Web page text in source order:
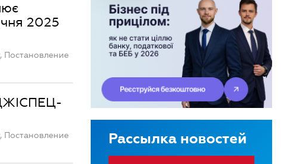
2025
Постановление
Постановление
Рассылка новостей